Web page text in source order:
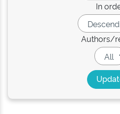
In
Authors/